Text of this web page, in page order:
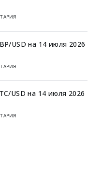
USD на 14 июля 2026
USD на 14 июля 2026